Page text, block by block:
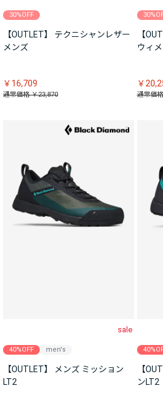
30%OFF
【OUTLET】 テクニシャンレザー
メンズ
￥16,709
通常価格 ￥23,870
【
ウィ
￥
通常価
sale
40%OFF men's
【OUTLET】 メンズ ミッション
LT2
【
ンLT2